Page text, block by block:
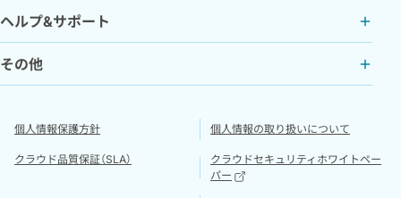
ヘルプ&サポート
その他
個人情報保護方針 個人情報の取り扱いについて
クラウド品質保証（SLA）
クラウドセキュリティホワイトペー
パー